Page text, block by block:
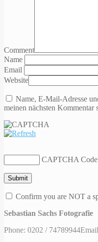
Comment
Name
Email
Website
Name, E-Mail-Adresse
meinen nächsten Kommentar
CAPTCHA Code
Confirm you are NOT a
Sebastian Sachs Fotografie
Phone: 0202 / 74789944